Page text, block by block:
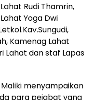
Rudi Thamrin,
Yoga Dwi
Kamenag Lahat
Lahat dan staf Lapas
menyampaikan
para pejabat yang